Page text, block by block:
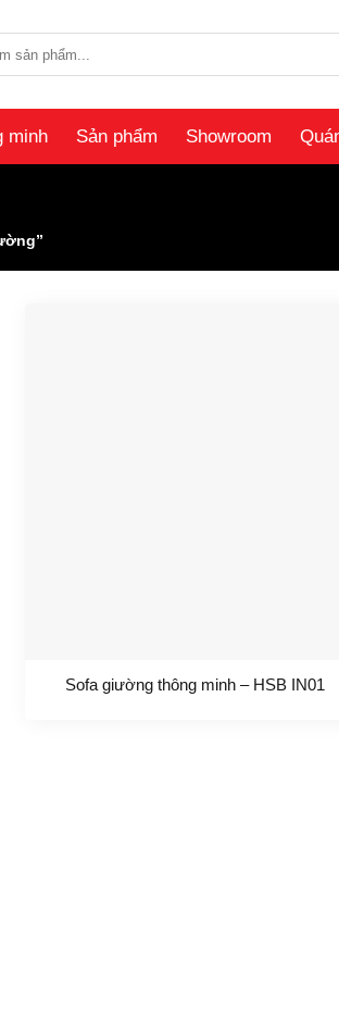
minh Sản phẩm Showroom
Sofa giường thông minh – HSB IN01